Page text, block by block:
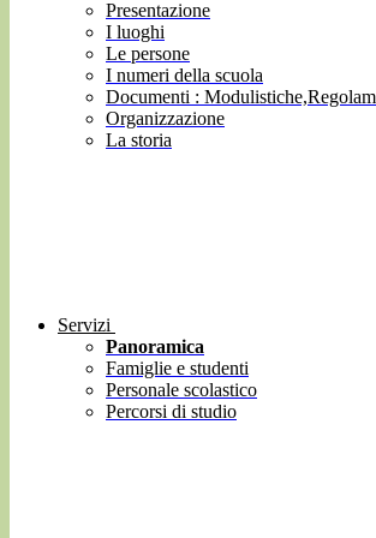
Presentazione
I luoghi
Le persone
I numeri della scuola
Documenti :
Organizzazione
La storia
Servizi
Panoramica
Famiglie e studenti
Personale scolastico
Percorsi di studio